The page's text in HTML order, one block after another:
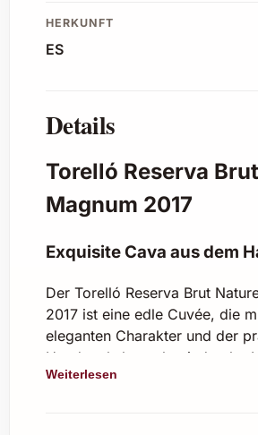
HERKUNFT
ES
Details
Torelló Reserva
Magnum 2017
Exquisite Cava aus dem
Der Torelló Reserva Brut
2017 ist eine edle Cuvée, die
eleganten Charakter und der
Handwerkskunst beeindruckt.
Magnum-Flasche präsentiert,
Weiterlesen